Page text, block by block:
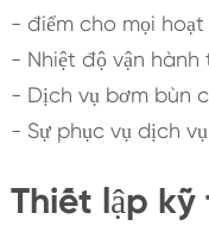
- điểm cho mọi
- Nhiệt độ vận hành
- Dịch vụ bơm bùn
- Sự phục vụ dịch vụ
Thiết lập kỹ